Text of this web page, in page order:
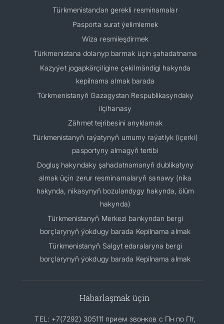
Türkmenistandan gerekli resminamalar
Pasporta surat ýelimlemek
Wiza resmileşdirmek
Türkmenistana dolanyp barmak üçin şahadatnama
Kazyýet jogapkärçiligine çekilmändigi hakynda
kepilnama almak barada
Türkmenistanyň Gazagystan Respublikasyndaky
ilçihanasy
Zähmet tejribesini anyklamak
Türkmenistanyň raýatynyň umumy raýatlyk (içerki)
pasportyny almagyň tertibi
Dogluş hakyndaky şahadatnamanyň dublikatyny
almak üçin zerur resminamalaryň sanawy (nika
hakynda, nikasynyň bozulandygy hakynda, ölüm
hakynda)
Türkmenistanyň Merkezi bankyndan bergi
borçlarynyň ýokdugy barada Kepilnama almak
Türkmenistanyň Salgyt edaralaryna bergi
borçlarynyň ýokdugy barada Kepilnama almak
Habarlaşmak üçin
TEL: +7(7292) 305111 прием звонков с Пн по Пт,